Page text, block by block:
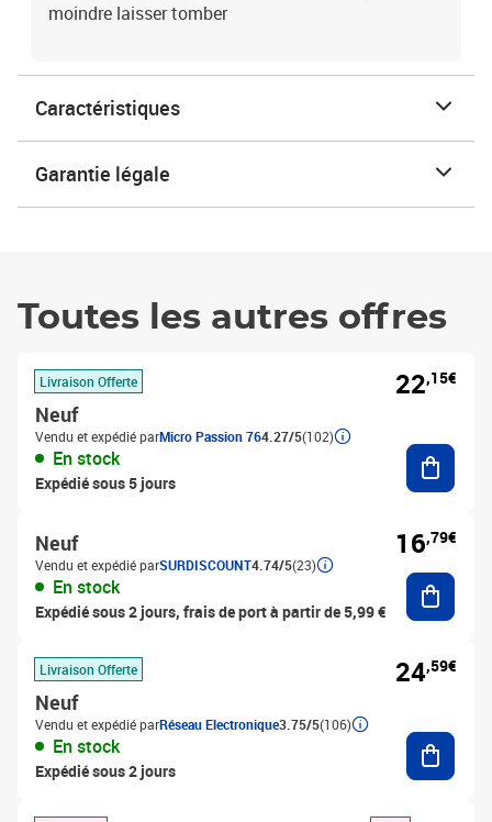
moindre laisser tomber
Caractéristiques
Garantie légale
Toutes les autres offres
Livraison Offerte
Neuf
Vendu et expédié parMicro Passion 764.27/5(102)
En stock
Expédié sous 5 jours
22,15€
Neuf
Vendu et expédié parSURDISCOUNT4.74/5(23)
En stock
Expédié sous 2 jours, frais de port à partir de 5,99 €
16,79€
Livraison Offerte
Neuf
Vendu et expédié parRéseau Electronique3.75/5(106)
En stock
Expédié sous 2 jours
24,59€